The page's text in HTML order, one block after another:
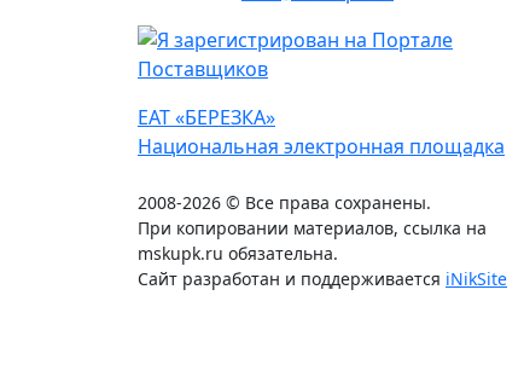
ЕАТ «БЕРЕЗКА»
Национальная электронная площадка
2008-2026 © Все права сохранены.
При копировании материалов, ссылка на
mskupk.ru обязательна.
Сайт разработан и поддерживается iNikSite